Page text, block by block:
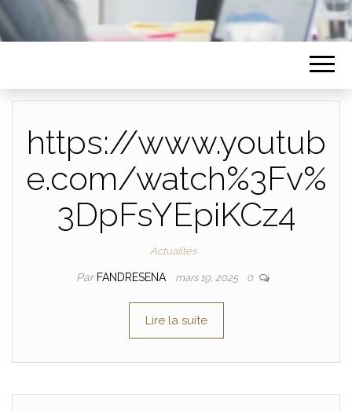
https://www.youtub
e.com/watch%3Fv%
3DpFsYEpiKCz4
Actualités
Par FANDRESENA mars 19, 2025 0
Lire la suite